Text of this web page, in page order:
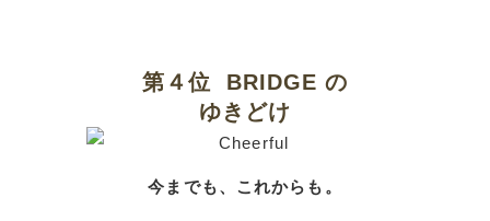
第４位 BRIDGE の
ゆきどけ
今までも、これからも。